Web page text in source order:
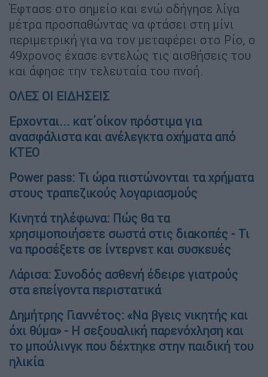
Έφτασε στο σημείο και ενώ οδήγησε λίγα
μέτρα προσπαθώντας να φτάσει στη μίνι
περιμετρική για να τον μεταφέρει στο Ρίο, ο
49χρονος έχασε εντελώς τις αισθήσεις του
και άφησε την τελευταία του πνοή.
ΟΛΕΣ ΟΙ ΕΙΔΗΣΕΙΣ
Ερχονται... κατ΄οίκον πρόστιμα για
ανασφάλιστα και ανέλεγκτα οχήματα από
ΚΤΕΟ
Power pass: Τι ώρα πιστώνονται τα χρήματα
στους τραπεζικούς λογαριασμούς
Κινητά τηλέφωνα: Πώς θα τα
χρησιμοποιήσετε σωστά στις διακοπές - Τι
να προσέξετε σε ίντερνετ και συσκευές
Λάρισα: Συνοδός ασθενή έδειρε γιατρούς
στα επείγοντα περιστατικά
Δημήτρης Γιαννέτος: «Να βγεις νικητής και
όχι θύμα» - Η σεξουαλική παρενόχληση και
το μπούλινγκ που δέχτηκε στην παιδική του
ηλικία